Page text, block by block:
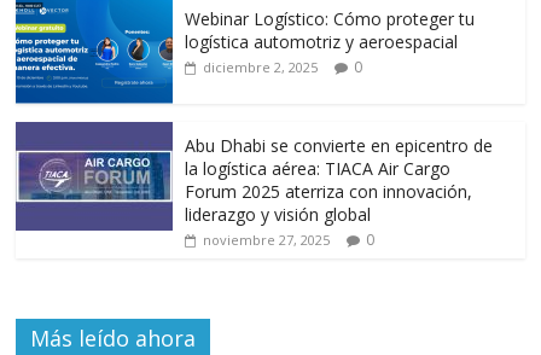
Webinar Logístico: Cómo proteger tu
logística automotriz y aeroespacial
diciembre 2, 2025 0
Abu Dhabi se convierte en epicentro de
la logística aérea: TIACA Air Cargo
Forum 2025 aterriza con innovación,
liderazgo y visión global
noviembre 27, 2025 0
Más leído ahora